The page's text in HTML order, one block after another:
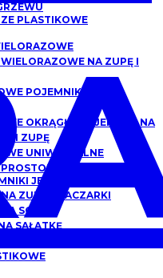
PLASTIKOWE
NA ZUPĘ I
POJEMNIKI DO
OKRĄGŁE POJEMNIKI NA
I ZUPĘ
UNIWERSALNE
JEDNORAZOWE
ZUPĘ, FLACZARKI
SOS
SAŁATKĘ